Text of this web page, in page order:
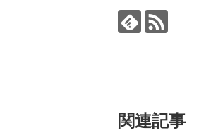
関連記事